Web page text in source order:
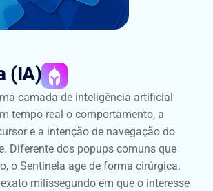
(IA)
camada de inteligência artificial
tempo real o comportamento, a
e a intenção de navegação do
Diferente dos popups comuns que
o Sentinela age de forma cirúrgica.
milissegundo em que o interesse